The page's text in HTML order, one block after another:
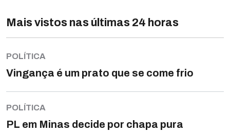
Mais vistos nas últimas 24 horas
POLÍTICA
Vingança é um prato que se come frio
POLÍTICA
PL em Minas decide por chapa pura